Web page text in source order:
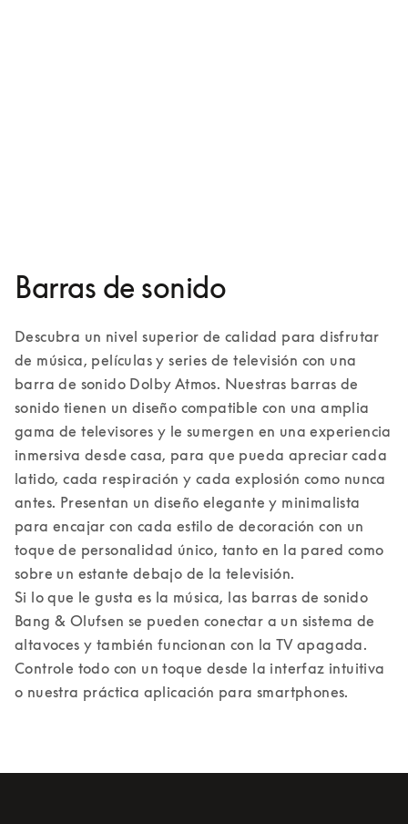
Barras de sonido
Descubra un nivel superior de calidad para disfrutar
de música, películas y series de televisión con una
barra de sonido Dolby Atmos. Nuestras barras de
sonido tienen un diseño compatible con una amplia
gama de televisores y le sumergen en una experiencia
inmersiva desde casa, para que pueda apreciar cada
latido, cada respiración y cada explosión como nunca
antes. Presentan un diseño elegante y minimalista
para encajar con cada estilo de decoración con un
toque de personalidad único, tanto en la pared como
sobre un estante debajo de la televisión.
Si lo que le gusta es la música, las barras de sonido
Bang & Olufsen se pueden conectar a un sistema de
altavoces y también funcionan con la TV apagada.
Controle todo con un toque desde la interfaz intuitiva
o nuestra práctica aplicación para smartphones.